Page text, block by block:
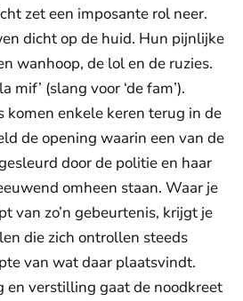
zet een imposante rol neer.
dicht op de huid. Hun pijnlijke
wanhoop, de lol en de ruzies.
mif’ (slang voor ‘de fam’).
komen enkele keren terug in de
de opening waarin een van de
door de politie en haar
omheen staan. Waar je
van zo’n gebeurtenis, krijgt je
die zich ontrollen steeds
van wat daar plaatsvindt.
en verstilling gaat de noodkreet